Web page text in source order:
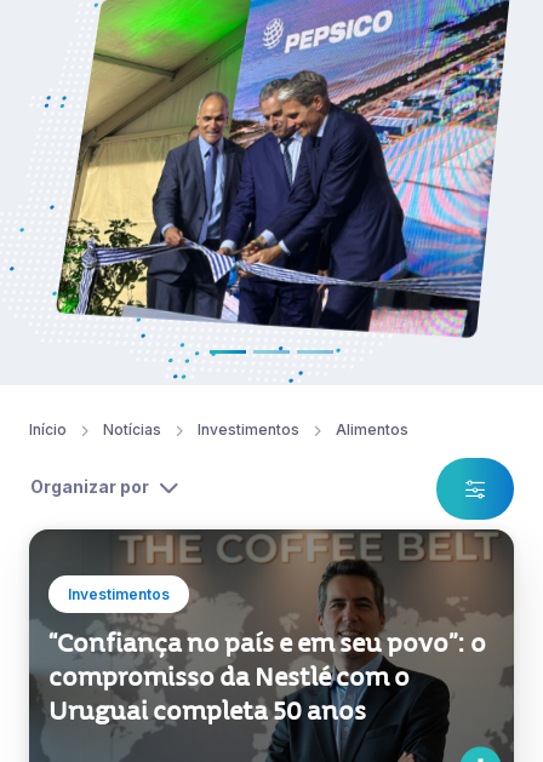
Investimentos Alimentos
“Confiança no país e em seu povo”: o
compromisso da Nestlé com o
Uruguai completa 50 anos